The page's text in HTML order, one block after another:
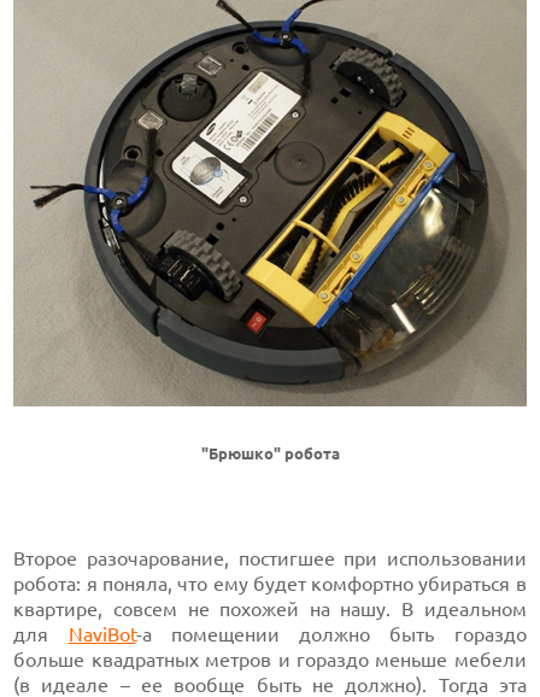
"Брюшко" робота
Второе разочарование, постигшее при использовании
робота: я поняла, что ему будет комфортно убираться в
квартире, совсем не похожей на нашу. В идеальном
для NaviBot-а помещении должно быть гораздо
больше квадратных метров и гораздо меньше мебели
(в идеале – ее вообще быть не должно). Тогда эта